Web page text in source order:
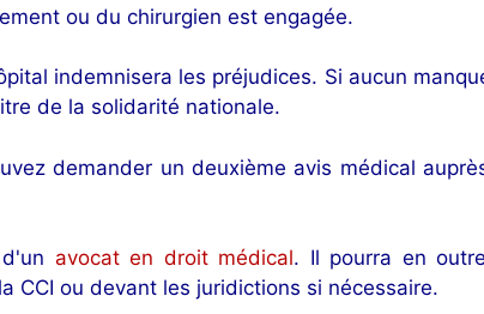
ou du chirurgien est engagée.
indemnisera les préjudices. Si aucun
de la solidarité nationale.
demander un deuxième avis médical
avocat en droit médical. Il pourra en
CCI ou devant les juridictions si nécessaire.